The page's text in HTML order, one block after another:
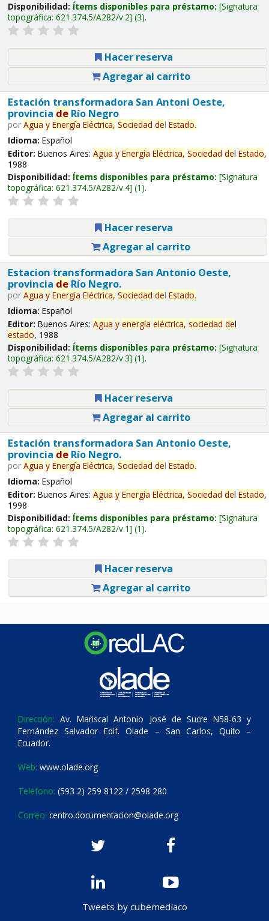
Disponibilidad: Ítems disponibles para préstamo: Signatura
topográfica: 621.374.5/A282/v.2 (3).
Hacer reserva
Agregar al carrito
Estación transformadora San Antoni Oeste,
provincia deRío Negro
por Agua y Energía Eléctrica, Sociedad del Estado.
Idioma: Español
Editor: Buenos Aires: Agua y Energía Eléctrica, Sociedad del Estado,
1988
Disponibilidad: Ítems disponibles para préstamo: Signatura
topográfica: 621.374.5/A282/v.4 (1).
Hacer reserva
Agregar al carrito
Estacion transformadora San Antonio Oeste,
provincia deRío Negro.
por Agua y Energía Eléctrica, Sociedad del Estado.
Idioma: Español
Editor: Buenos Aires: Agua y energía eléctrica, sociedad del
estado, 1988
Disponibilidad: Ítems disponibles para préstamo: Signatura
topográfica: 621.374.5/A282/v.3 (1).
Hacer reserva
Agregar al carrito
Estación transformadora San Antonio Oeste,
provincia deRío Negro.
por Agua y Energía Eléctrica, Sociedad del Estado.
Idioma: Español
Editor: Buenos Aires: Agua y Energía Eléctrica, Sociedad del Estado,
1998
Disponibilidad: Ítems disponibles para préstamo: Signatura
topográfica: 621.374.5/A282/v.1 (1).
Hacer reserva
Agregar al carrito
Dirección: Av. Mariscal Antonio José de Sucre N58-63 y
Fernández Salvador Edif. Olade – San Carlos, Quito –
Ecuador.
Web: www.olade.org
Teléfono: (593 2) 259 8122 / 2598 280
Correo: centro.documentacion@olade.org
Tweets by cubemediaco